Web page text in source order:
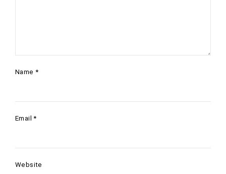
Name *
Email*
Website